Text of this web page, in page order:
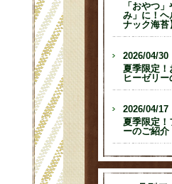
「おやつ
み」に！ヘ
ナック海苔
2026/04/30
夏季限定！
ヒーゼリー
2026/04/17
夏季限定！
ーのご紹介